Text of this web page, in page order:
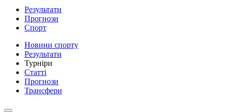
Результати
Прогнози
Спорт
Новини спорту
Результати
Турніри
Статті
Прогнози
Трансфери